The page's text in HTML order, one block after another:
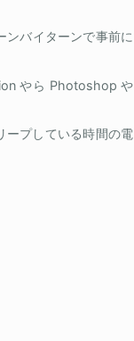
バイターンで事前に
やら Photoshop や
プしている時間の電